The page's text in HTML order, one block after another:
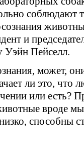
соблюдают
и
Уэйн Пейселл.
может,
ли это, что
или есть?
вроде
способны